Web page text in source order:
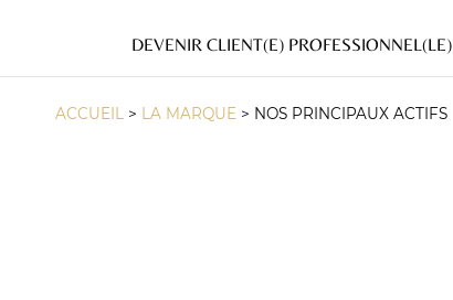
DEVENIR CLIENT(E) PROFESSIONNEL(LE)
ACCUEIL > LA MARQUE > NOS PRINCIPAUX ACTIFS